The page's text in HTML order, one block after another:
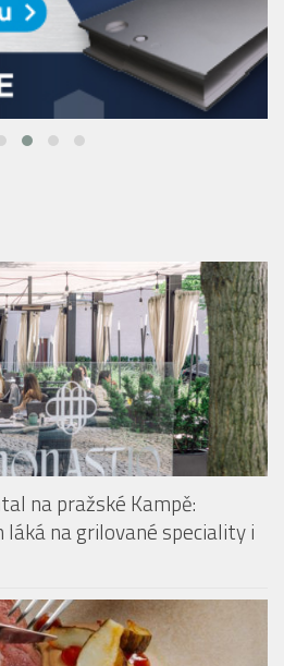
na pražské Kampě:
láká na grilované speciality i